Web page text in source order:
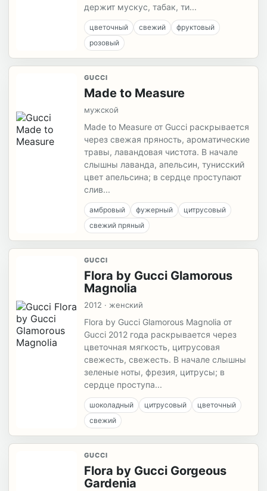
держит мускус, табак, ти...
цветочный свежий
фруктовый
розовый
GUCCI
Made to Measure
мужской
Made to Measure от Gucci раскрывается
через свежая пряность, ароматические
травы, лавандовая чистота. В начале
слышны лаванда, апельсин, тунисский
цвет апельсина; в сердце проступают
слив...
амбровый фужерный
цитрусовый
свежий пряный
GUCCI
Flora by Gucci Glamorous
Magnolia
2012 · женский
Flora by Gucci Glamorous Magnolia от
Gucci 2012 года раскрывается через
цветочная мягкость, цитрусовая
свежесть, свежесть. В начале слышны
зеленые ноты, фрезия, цитрусы; в
сердце проступа...
шоколадный цитрусовый
цветочный
свежий
GUCCI
Flora by Gucci Gorgeous
Gardenia